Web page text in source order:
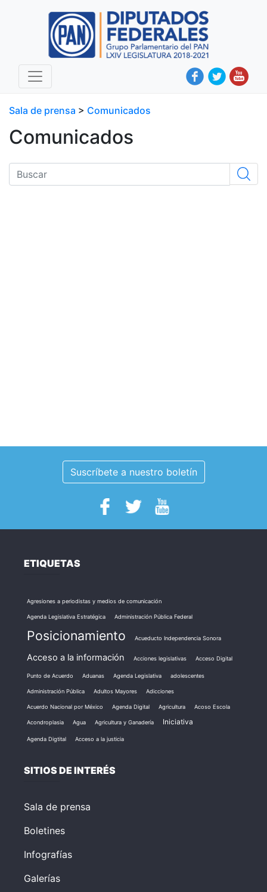
Sala de prensa > Comunicados
Comunicados
Suscríbete a nuestro boletín
ETIQUETAS
Agresiones a periodistas y medios de comunicación
Agenda Legislativa Estratégica Administración Pública Federal
Posicionamiento Acueducto Independencia Sonora
Acceso a la información Acciones legislativas Acceso Digital
Punto de Acuerdo Aduanas Agenda Legislativa adolescentes
Administración Pública Adultos Mayores Adicciones
Acuerdo Nacional por México Agenda Digital Agricultura Acoso Escola
Acondroplasia Agua Agricultura y Ganadería Iniciativa
Agenda Digtital Acceso a la justicia
SITIOS DE INTERÉS
Sala de prensa
Boletines
Infografías
Galerías